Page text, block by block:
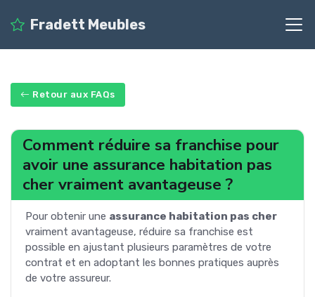
Fradett Meubles
Retour aux FAQs
Comment réduire sa franchise pour
avoir une assurance habitation pas
cher vraiment avantageuse ?
Pour obtenir une assurance habitation pas cher
vraiment avantageuse, réduire sa franchise est
possible en ajustant plusieurs paramètres de votre
contrat et en adoptant les bonnes pratiques auprès
de votre assureur.